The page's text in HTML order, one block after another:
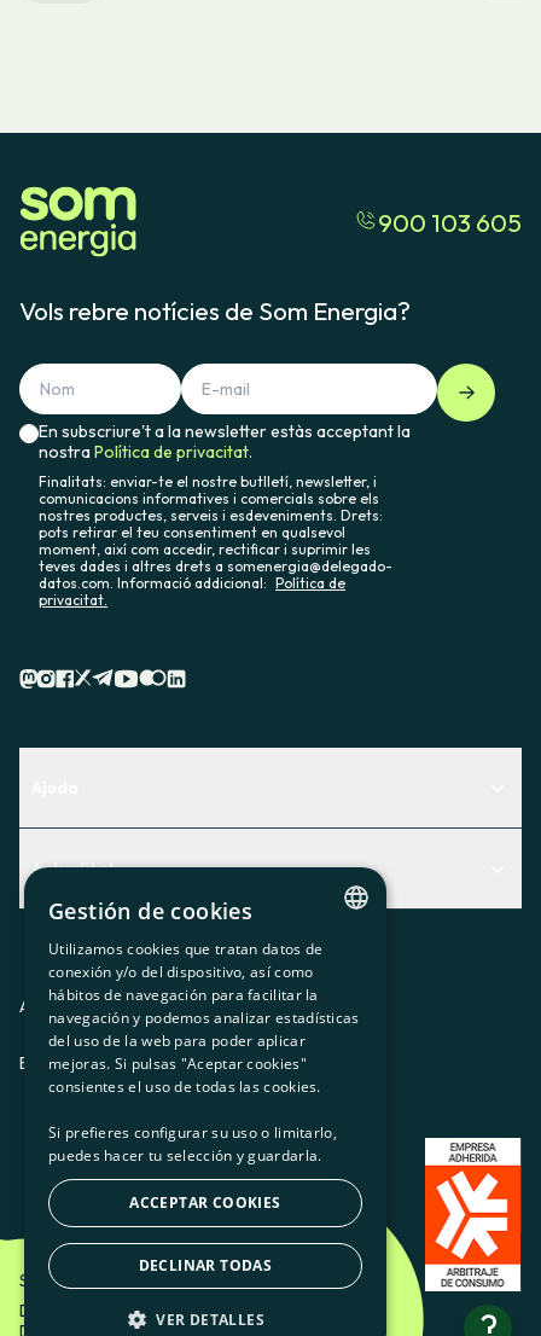
900 103 605
Vols rebre notícies de Som Energia?
En subscriure't a la newsletter estàs acceptant la
nostraPolítica de privacitat.
Finalitats: enviar-te el nostre butlletí, newsletter, i
comunicacions informatives i comercials sobre els
nostres productes, serveis i esdeveniments. Drets:
pots retirar el teu consentiment en qualsevol
moment, així com accedir, rectificar i suprimir les
teves dades i altres drets a somenergia@delegado-
datos.com. Informació addicional: Política de
privacitat.
Descobreix quin servei t'encaixa millor
Contacte
Actualitat
Actualitat
El racó de la sòcia
Premsa
Treballa amb nosaltres
Avis legalPolítica de privacitat Política de cookies
ES CAGLEU
Som Energia SCCL - 2026
Disseny Creatiu d'Etéreo Design.
Desenvolupament web per Utopig
CATALAN
SPANISH
GL
BASQUE
Gestión de cookies
Utilizamos cookies que tratan datos de
conexión y/o del dispositivo, así como
hábitos de navegación para facilitar la
navegación y podemos analizar estadísticas
del uso de la web para poder aplicar
mejoras. Si pulsas "Aceptar cookies"
consientes el uso de todas las cookies.
Si prefieres configurar su uso o limitarlo,
puedes hacer tu selección y guardarla.
ACCEPTAR COOKIES
DECLINAR TODAS
VER DETALLES